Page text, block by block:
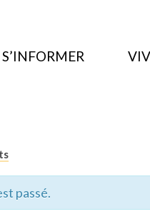
S’INFORMER
passé.